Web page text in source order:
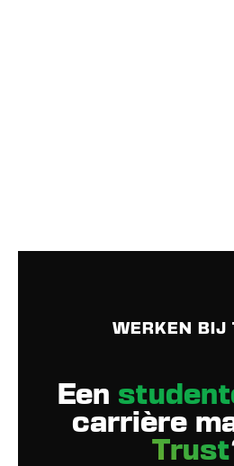
WERKEN BIJ
Een
carrière
Trust